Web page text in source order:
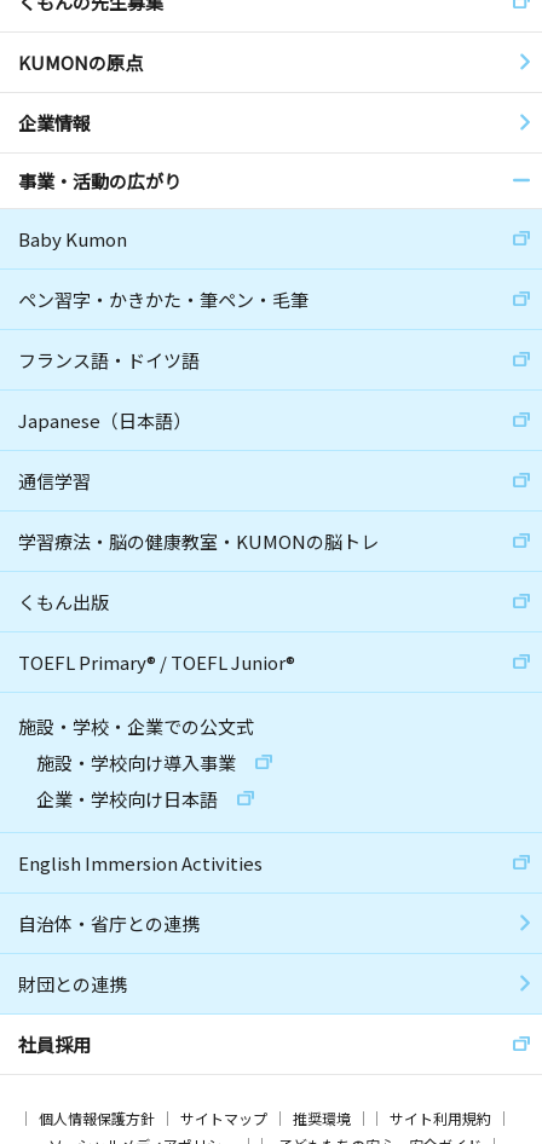
KUMONの原点
企業情報
事業・活動の広がり
Baby Kumon
ペン習字・かきかた・筆ペン・毛筆
フランス語・ドイツ語
Japanese（日本語）
通信学習
学習療法・脳の健康教室・KUMONの脳トレ
くもん出版
TOEFL Primary® /TOEFL Junior®
施設・学校・企業での公文式
施設・学校向け導入事業
企業・学校向け日本語
English Immersion Activities
自治体・省庁との連携
財団との連携
社員採用
個人情報保護方針 サイトマップ 推奨環境
サイト利用規約